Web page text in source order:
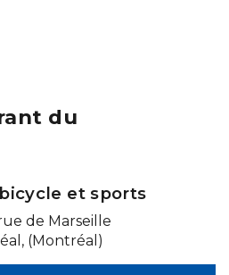
du
et sports
de Marseille
(Montréal)